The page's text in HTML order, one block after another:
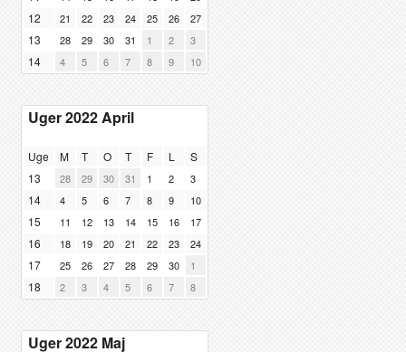
12 21 22 23 24 25 26 27
13 28 29 30 31 1 2 3
14 4 5 6 7 8 9 10
Uger 2022 April
Uge M T O T F L
S
13
28 29 30 31 1 2 3
14 4 5 6 7 8 9 10
15 11 12 13 14 15 16 17
16 18 19 20 21 22 23 24
17 25 26 27 28 29 30 1
18 2 3 4 5 6 7 8
Uger 2022 Maj